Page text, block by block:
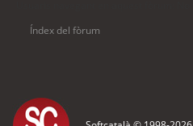
Índex del fòrum